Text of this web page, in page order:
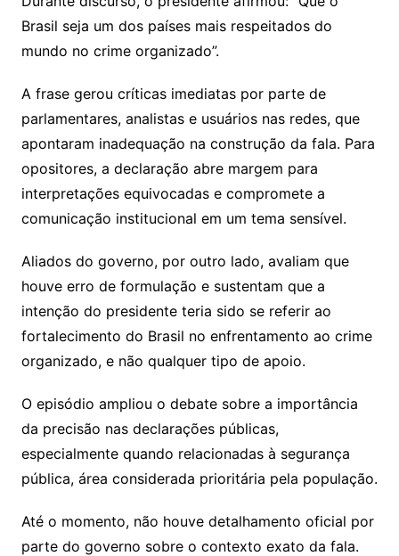
Brasil seja um dos países mais respeitados do
mundo no crime organizado”.
A frase gerou críticas imediatas por parte de
parlamentares, analistas e usuários nas redes, que
apontaram inadequação na construção da fala. Para
opositores, a declaração abre margem para
interpretações equivocadas e compromete a
comunicação institucional em um tema sensível.
Aliados do governo, por outro lado, avaliam que
houve erro de formulação e sustentam que a
intenção do presidente teria sido se referir ao
fortalecimento do Brasil no enfrentamento ao crime
organizado, e não qualquer tipo de apoio.
O episódio ampliou o debate sobre a importância
da precisão nas declarações públicas,
especialmente quando relacionadas à segurança
pública, área considerada prioritária pela população.
Até o momento, não houve detalhamento oficial por
parte do governo sobre o contexto exato da fala.